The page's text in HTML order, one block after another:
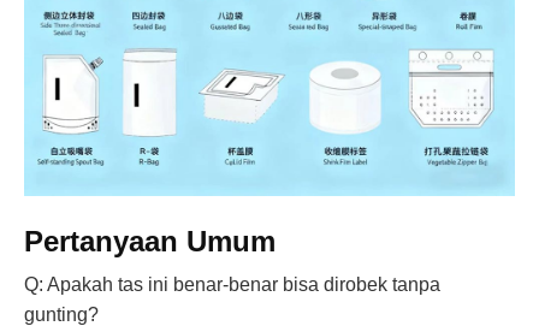
Pertanyaan Umum
Q: Apakah tas ini benar-benar bisa dirobek tanpa
gunting?